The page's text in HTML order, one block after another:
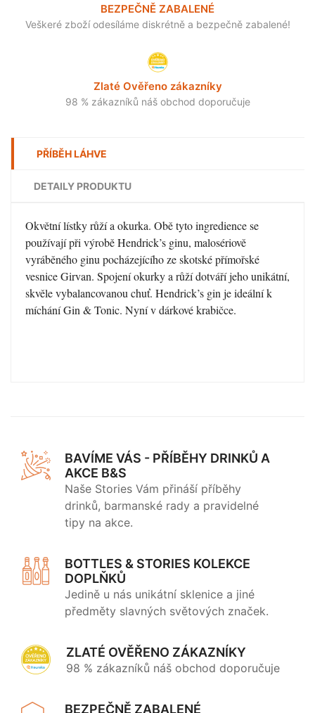
BEZPEČNĚ ZABALENÉ
Veškeré zboží odesíláme diskrétně a bezpečně zabalené!
Zlaté Ověřeno zákazníky
98 % zákazníků náš obchod doporučuje
PŘÍBĚH LÁHVE
DETAILY PRODUKTU
Okvětní lístky růží a okurka. Obě tyto ingredience se
používají při výrobě Hendrick’s ginu, malosériově
vyráběného ginu pocházejícího ze skotské přímořské
vesnice Girvan. Spojení okurky a růží dotváří jeho unikátní,
skvěle vybalancovanou chuť. Hendrick’s gin je ideální k
míchání Gin & Tonic. Nyní v dárkové krabičce.
BAVÍME VÁS - PŘÍBĚHY DRINKŮ A
AKCE B&S
Naše Stories Vám přináší příběhy
drinků, barmanské rady a pravidelné
tipy na akce.
BOTTLES & STORIES KOLEKCE
DOPLŇKŮ
Jedině u nás unikátní sklenice a jiné
předměty slavných světových značek.
ZLATÉ OVĚŘENO ZÁKAZNÍKY
98 % zákazníků náš obchod doporučuje
BEZPEČNĚ ZABALENÉ